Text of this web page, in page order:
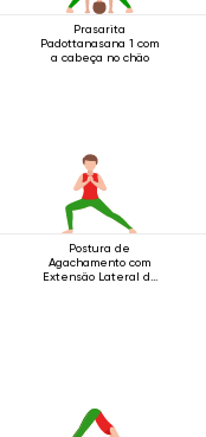
Prasarita
Padottanasana 1 com
a cabeça no chão
Postura de
Agachamento com
Extensão Lateral da